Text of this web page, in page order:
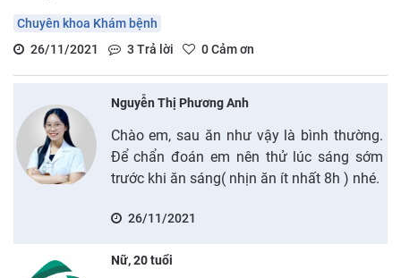
Chuyên khoa Khám bệnh
26/11/2021
3 Trả lời 0Cảm ơn
Nguyễn Thị Phương Anh
Chào em, sau ăn như vậy là bình thường.
Để chẩn đoán em nên thử lúc sáng sớm
trước khi ăn sáng( nhịn ăn ít nhất 8h ) nhé.
26/11/2021
Nữ, 20 tuổi